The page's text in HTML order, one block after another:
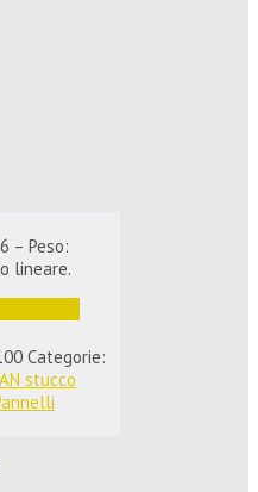
– Peso:
lineare.
Categorie:
stucco